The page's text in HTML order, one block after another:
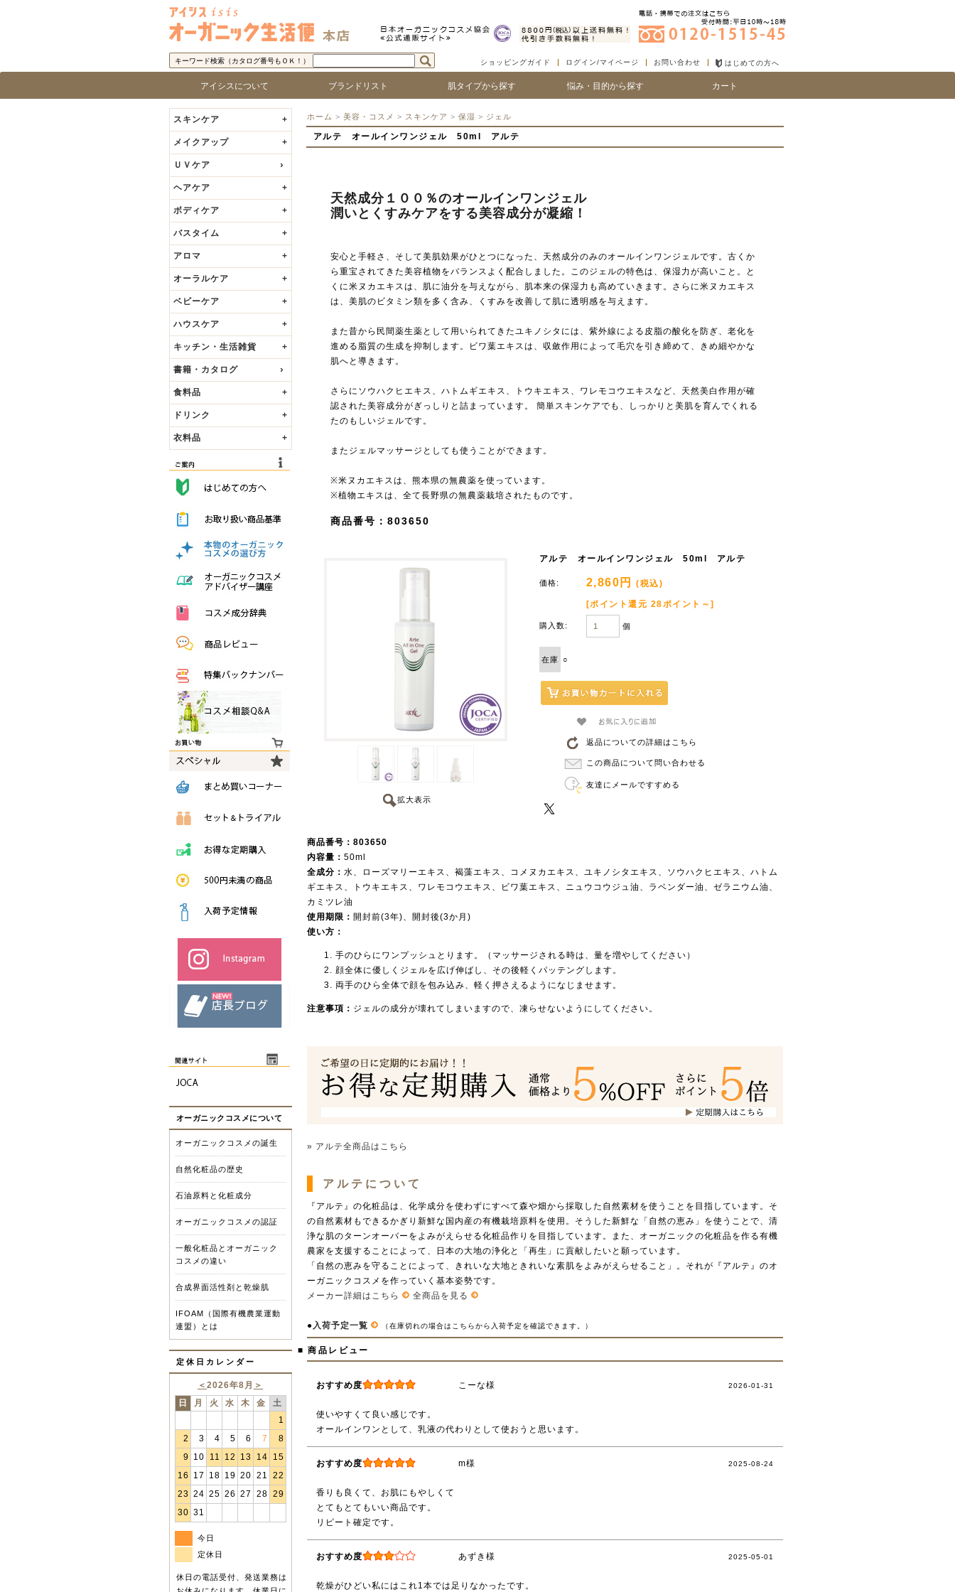
キーワード検索（カタログ番号もＯＫ！） ショッピングガイド ログイン/マイページ お問い合わせ はじめての方へ
アイシスについて
アイシス「オーガニック生活便」について
ブランドリスト
ロゴで探す
ブランド名で探す
肌タイプから探す
乾燥肌
敏感肌
脂性肌
混合肌
年齢肌
ベビー
悩み・目的から探す カート
スキンケア +
メイクアップ +
ＵＶケア
ヘアケア +
ボディケア +
バスタイム +
アロマ +
オーラルケア +
ベビーケア +
ハウスケア +
キッチン・生活雑貨 +
書籍・カタログ
食料品 +
ドリンク +
衣料品 +
オーガニックコスメについて
オーガニックコスメの誕生
自然化粧品の歴史
石油原料と化粧成分
オーガニックコスメの認証
一般化粧品とオーガニック
コスメの違い
合成界面活性剤と乾燥肌
IFOAM（国際有機農業運動
連盟）とは
定休日カレンダー
＜ 2026年8月 ＞
日
月 火 水 木 金
土
1
2
3 4 5 6 7
8
9 10 11 12 13 14
15
16
17 18 19 20 21
22
23 24 25 26 27 28 29
30 31
今日
定休日
休日の電話受付、発送業務は
ホーム > 美容・コスメ > スキンケア > 保湿 > ジェル
アルテ オールインワンジェル 50ml アルテ
天然成分１００％のオールインワンジェル
潤いとくすみケアをする美容成分が凝縮！
安心と手軽さ、そして美肌効果がひとつになった、天然成分のみのオールインワンジェルです。古くか
ら重宝されてきた美容植物をバランスよく配合しました。このジェルの特色は、保湿力が高いこと。と
くに米ヌカエキスは、肌に油分を与えながら、肌本来の保湿力も高めていきます。さらに米ヌカエキス
は、美肌のビタミン類を多く含み、くすみを改善して肌に透明感を与えます。
また昔から民間薬生薬として用いられてきたユキノシタには、紫外線による皮脂の酸化を防ぎ、老化を
進める脂質の生成を抑制します。ビワ葉エキスは、収斂作用によって毛穴を引き締めて、きめ細やかな
肌へと導きます。
さらにソウハクヒエキス、ハトムギエキス、トウキエキス、ワレモコウエキスなど、天然美白作用が確
認された美容成分がぎっしりと詰まっています。 簡単スキンケアでも、しっかりと美肌を育んでくれる
たのもしいジェルです。
またジェルマッサージとしても使うことができます。
※米ヌカエキスは、熊本県の無農薬を使っています。
※植物エキスは、全て長野県の無農薬栽培されたものです。
商品番号：803650
拡大表示
アルテ オールインワンジェル 50ml アルテ
価格: 2,860円 (税込)
[ポイント還元 28ポイント～]
購入数: 個
在庫 ○
返品についての詳細はこちら
この商品について問い合わせる
友達にメールですすめる
商品番号：803650
内容量： 50ml
全成分： 水、ローズマリーエキス、褐藻エキス、コメヌカエキス、ユキノシタエキス、ソウハクヒエキス、ハトム
ギエキス、トウキエキス、ワレモコウエキス、ビワ葉エキス、ニュウコウジュ油、ラベンダー油、ゼラニウム油、
カミツレ油
使用期限： 開封前(3年)、開封後(3か月)
使い方：
手のひらにワンプッシュとります。（マッサージされる時は、量を増やしてください）
顔全体に優しくジェルを広げ伸ばし、その後軽くパッテングします。
両手のひら全体で顔を包み込み、軽く押さえるようになじませます。
注意事項： ジェルの成分が壊れてしまいますので、凍らせないようにしてください。
» アルテ全商品はこちら
アルテについて
『アルテ』の化粧品は、化学成分を使わずにすべて森や畑から採取した自然素材を使うことを目指しています。そ
の自然素材もできるかぎり新鮮な国内産の有機栽培原料を使用。そうした新鮮な「自然の恵み」を使うことで、清
浄な肌のターンオーバーをよみがえらせる化粧品作りを目指しています。また、オーガニックの化粧品を作る有機
農家を支援することによって、日本の大地の浄化と「再生」に貢献したいと願っています。
「自然の恵みを守ることによって、きれいな大地ときれいな素肌をよみがえらせること」。それが『アルテ』のオ
ーガニックコスメを作っていく基本姿勢です。
メーカー詳細はこちら
全商品を見る
●入荷予定一覧 （在庫切れの場合はこちらから入荷予定を確認できます。）
■ 商品レビュー
おすすめ度 こーな様 2026-01-31
使いやすくて良い感じです。
オールインワンとして、乳液の代わりとして使おうと思います。
おすすめ度 m様 2025-08-24
香りも良くて、お肌にもやしくて
とてもとてもいい商品です。
リピート確定です。
おすすめ度 あずき様 2025-05-01
乾燥がひどい私にはこれ1本では足りなかったです。